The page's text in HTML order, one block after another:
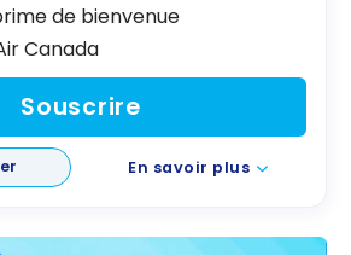
de bienvenue
Canada
Souscrire
En savoir plus